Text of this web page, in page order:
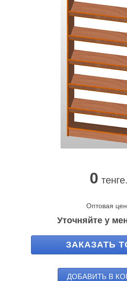
0 тенге.
Оптовая
Уточняйте у
ЗАКАЗАТЬ
ДОБАВИТЬ В